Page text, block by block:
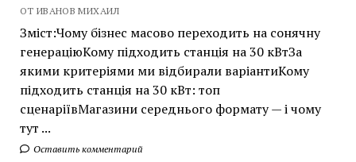
ОТ ИВАНОВ МИХАИЛ
Зміст:Чому бізнес масово переходить на сонячну
генераціюКому підходить станція на 30 кВтЗа
якими критеріями ми відбирали варіантиКому
підходить станція на 30 кВт: топ
сценаріївМагазини середнього формату — і чому
тут ...
Оставить комментарий